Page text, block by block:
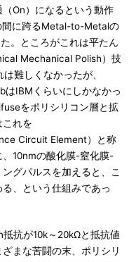
On）になるという動作
間に跨るMetal-to-Metalの
。ところがこれは平たん
Mechanical Polish）技
難しくなかったが、
IBMくらいにしかなかっ
をポリシリコン層と拡
れを
Circuit Element）と称
、10nmの酸化膜-窒化膜-
グパルスを加えると、こ
、という仕組みであっ
抗が10k～20kΩと抵抗値
まな苦闘の末、ポリシリ